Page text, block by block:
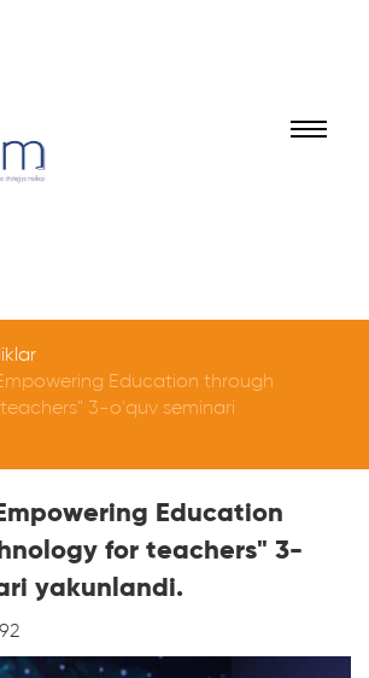
Education through
3-o'quv seminari
Education
for teachers" 3-
yakunlandi.